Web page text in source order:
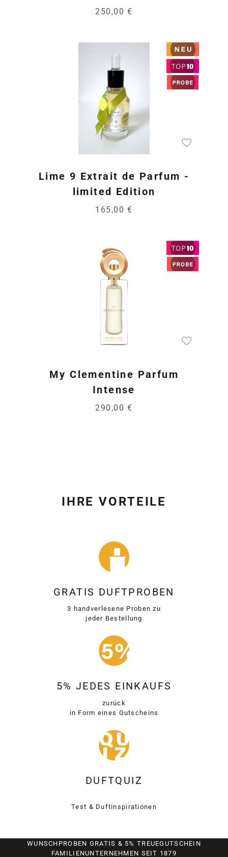
250,00 €
Lime 9 Extrait de Parfum -
limited Edition
165,00 €
My Clementine Parfum
Intense
290,00 €
IHRE VORTEILE
GRATIS DUFTPROBEN
3 handverlesene Proben zu
jeder Bestellung
5% JEDES EINKAUFS
zurück
in Form eines Gutscheins
DUFTQUIZ
Test & Duftinspirationen
WUNSCHPROBEN GRATIS & 5% TREUEGUTSCHEIN
FAMILIENUNTERNEHMEN SEIT 1879